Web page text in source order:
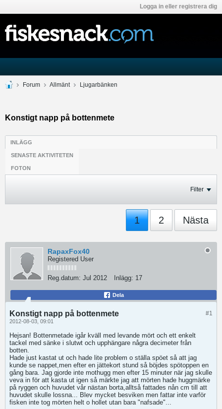
Logga in eller registrera dig
Forum Allmänt Ljugarbänken
Konstigt napp på bottenmete
INLÄGG
SENASTE AKTIVITETEN
FOTON
Filter
1 2 Nästa
RapaxFox40
Registered User
Reg.datum: Jul 2012 Inlägg: 17
Dela
#1
Konstigt napp på bottenmete
2012-08-03, 09:01
Hejsan! Bottenmetade igår kväll med levande mört och ett enkelt
tackel med sänke i slutwt och upphängare några decimeter från
botten.
Hade just kastat ut och hade lite problem o ställa spöet så att jag
kunde se nappet,men efter en jättekort stund så böjdes spötoppen en
gång bara. Jag gjorde inte mothugg men efter 15 minuter när jag skulle
veva in för att kasta ut igen så märkte jag att mörten hade huggmärke
på ryggen och huvudet vår nästan borta,alltså fattades nån cm till att
huvudet skulle lossna... Blev mycket besviken men fattar inte varför
fisken inte tog mörten helt o hollet utan bara "nafsade"...